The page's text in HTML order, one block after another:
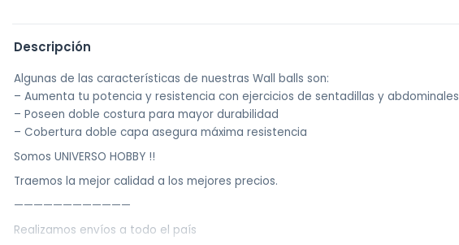
Descripción
Algunas de las características de nuestras Wall balls son:
– Aumenta tu potencia y resistencia con ejercicios de sentadillas y abdominales
– Poseen doble costura para mayor durabilidad
– Cobertura doble capa asegura máxima resistencia
Somos UNIVERSO HOBBY !!
Traemos la mejor calidad a los mejores precios.
————————————
Realizamos envíos a todo el país